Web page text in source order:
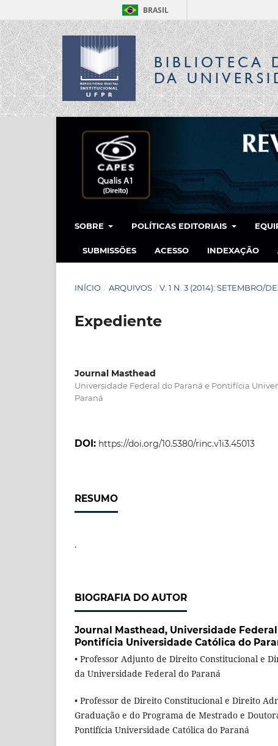
BRASIL
BIBLIOTECA
DA
SOBRE POLÍTICAS EDITORIAIS
SUBMISSÕES ACESSO INDEXAÇÃO
INÍCIO / ARQUIVOS / V. 1 N. 3 (2014): SETEMBRO/
Expediente
Journal Masthead
Universidade Federal do Paraná e Pontifícia
Paraná
DOI: https://doi.org/10.5380/rinc.v1i3.45013
RESUMO
.
BIOGRAFIA DO AUTOR
Journal Masthead, Universidade
Pontifícia Universidade Católica do
• Professor Adjunto de Direito Constitucional e
da Universidade Federal do Paraná
• Professor de Direito Constitucional e Direito
Graduação e do Programa de Mestrado e
Pontifícia Universidade Católica do Paraná